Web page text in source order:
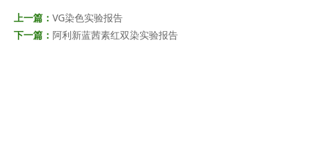
上一篇： VG染色实验报告
下一篇： 阿利新蓝茜素红双染实验报告